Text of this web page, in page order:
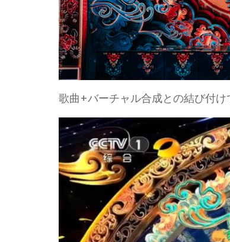
歌曲+バーチャル合成との結び付け